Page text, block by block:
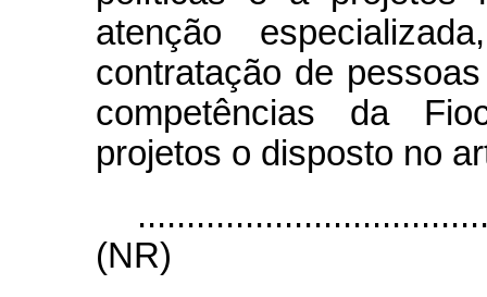
atenção
contratação de
competências da
projetos o disposto no
(NR)